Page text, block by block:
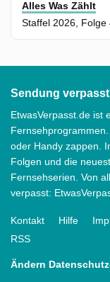
Alles Was Zählt
Sendung
EtwasVerpasst.de ist
oder Handy zappen.
Folgen und die
Fernsehserien. Von
verpasst:
Kontakt Hilfe
RSS
Ändern